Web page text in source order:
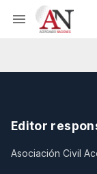
Editor
Asociación Civil